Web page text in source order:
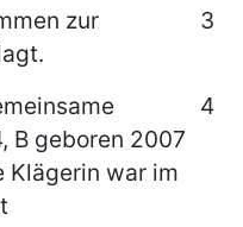
3
zur
4
B geboren 2007
Klägerin war im